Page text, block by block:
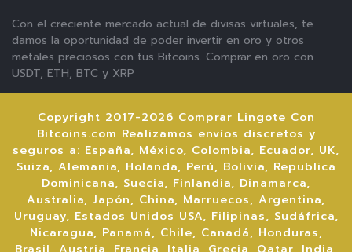
Con el creciente mercado actual de divisas virtuales, te
damos la oportunidad de poder invertir en oro y otros
metales preciosos con tus Bitcoins. Comprar en oro con
USDT, ETH, BTC y XRP
Copyright 2017-2026 Comprar Lingote Con
Bitcoins.com Realizamos envíos discretos y
seguros a: España, México, Colombia, Ecuador, UK,
Suiza, Alemania, Holanda, Perú, Bolivia, Republica
Dominicana, Suecia, Finlandia, Dinamarca,
Australia, Japón, China, Marruecos, Argentina,
Uruguay, Estados Unidos USA, Filipinas, Sudáfrica,
Nicaragua, Panamá, Chile, Canadá, Honduras,